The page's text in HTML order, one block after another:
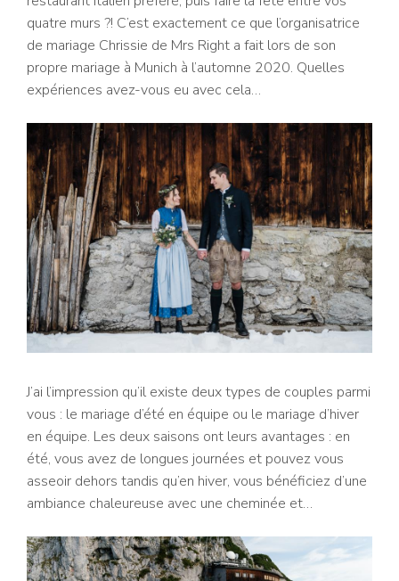
quatre murs ?! C’est exactement ce que l’organisatrice
de mariage Chrissie de Mrs Right a fait lors de son
propre mariage à Munich à l’automne 2020. Quelles
expériences avez-vous eu avec cela…
J’ai l’impression qu’il existe deux types de couples parmi
vous : le mariage d’été en équipe ou le mariage d’hiver
en équipe. Les deux saisons ont leurs avantages : en
été, vous avez de longues journées et pouvez vous
asseoir dehors tandis qu’en hiver, vous bénéficiez d’une
ambiance chaleureuse avec une cheminée et…